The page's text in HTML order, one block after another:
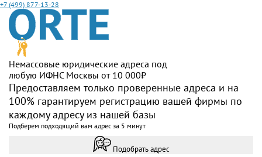
+7 (499) 877-13-28
Немассовые юридические адреса под
любую ИФНС Москвы от 10 000₽
Предоставляем только проверенные адреса и на
100% гарантируем регистрацию вашей фирмы по
каждому адресу из нашей базы
Подберем подходящий вам адрес за 5 минут
Подобрать адрес